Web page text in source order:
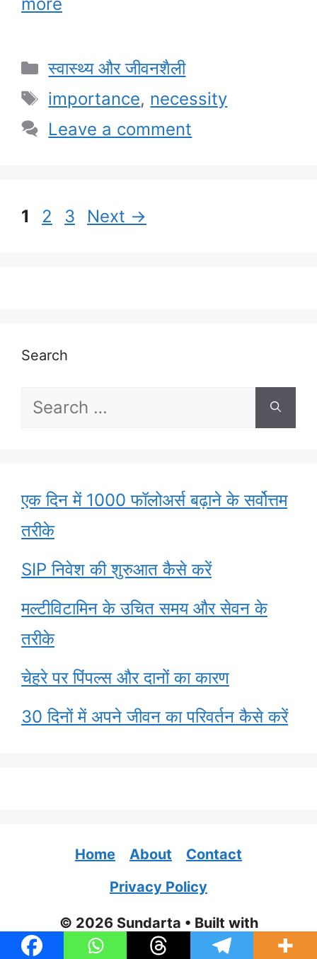
Categories
स्वास्थ्य और जीवनशैली
Tags
importance, necessity
Leave a comment
Page
1 Page
2 Page
3 Next →
Search
Search
एक दिन में 1000 फॉलोअर्स बढ़ाने के सर्वोत्तम
तरीके
SIP निवेश की शुरुआत कैसे करें
मल्टीविटामिन के उचित समय और सेवन के
तरीके
चेहरे पर पिंपल्स और दानों का कारण
30 दिनों में अपने जीवन का परिवर्तन कैसे करें
Home About
Contact
Privacy Policy
© 2026 Sundarta • Built with
GeneratePress